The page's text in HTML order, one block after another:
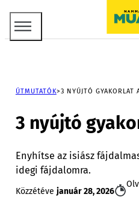
ÚTMUTATÓK 3 NYÚJTÓ GYAKORLAT
3 nyújtó
Enyhítse az isiász
idegi fájdalomra.
Közzétéve január 28, 2026